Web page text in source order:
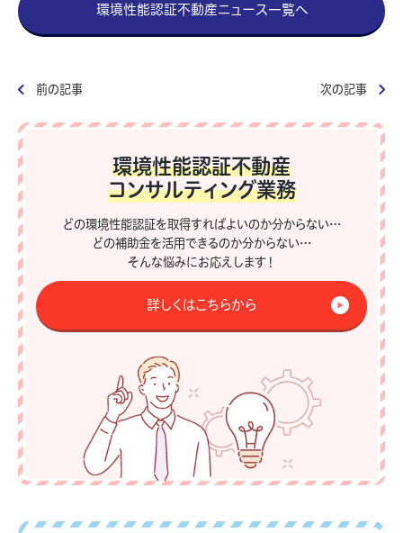
環境性能認証不動産ニュース一覧へ
前の記事 次の記事
環境性能認証不動産
コンサルティング業務
どの環境性能認証を取得すればよいのか分からない…
どの補助金を活用できるのか分からない…
そんな悩みにお応えします！
詳しくはこちらから